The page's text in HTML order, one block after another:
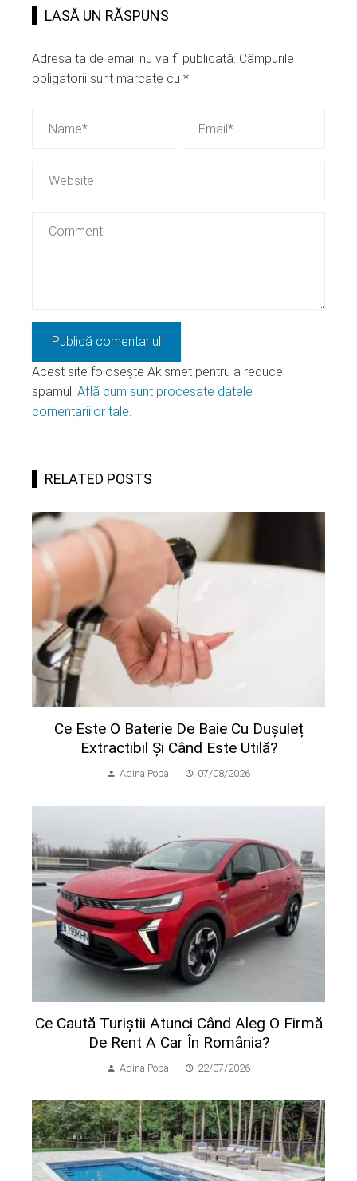
LASĂ UN RĂSPUNS
Adresa ta de email nu va fi publicată. Câmpurile
obligatorii sunt marcate cu *
Acest site folosește Akismet pentru a reduce
spamul. Află cum sunt procesate datele
comentariilor tale.
RELATED POSTS
Ce Este O Baterie De Baie Cu Dușuleț
Extractibil Și Când Este Utilă?
Adina Popa 07/08/2026
Ce Caută Turiștii Atunci Când Aleg O Firmă
De Rent A Car În România?
Adina Popa 22/07/2026